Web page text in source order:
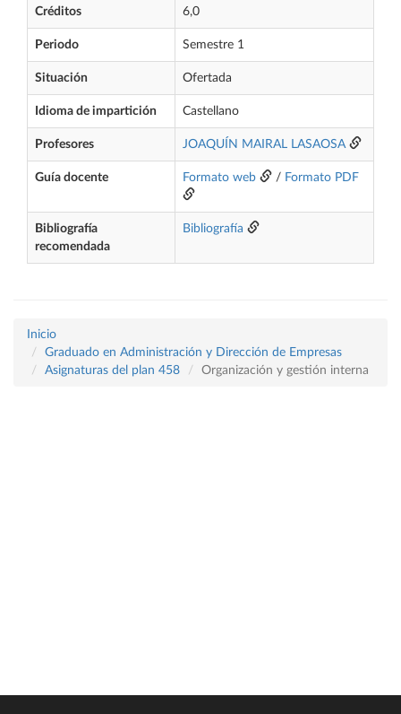
Créditos 6,0
Periodo Semestre 1
Situación Ofertada
Idioma de impartición Castellano
Profesores JOAQUÍN MAIRAL LASAOSA
Guía docente Formato web / Formato PDF
Bibliografía
recomendada
Bibliografía
Inicio
Graduado en Administración y Dirección de Empresas
Asignaturas del plan 458
Organización y gestión interna